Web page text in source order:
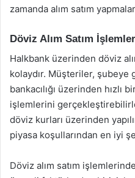
zamanda alım satım
Döviz Alım Satım
Halkbank üzerinden döviz
kolaydır. Müşteriler,
bankacılığı üzerinden hızlı
işlemlerini
döviz kurları üzerinden
piyasa koşullarından en iyi
Döviz alım satım